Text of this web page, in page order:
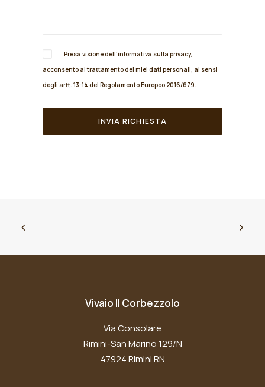
Presa visione dell'informativa sulla privacy,
acconsento al trattamento dei miei dati personali, ai sensi
degli artt. 13-14 del Regolamento Europeo 2016/679.
Vivaio Il Corbezzolo
Via Consolare
Rimini-San Marino 129/N
47924 Rimini RN